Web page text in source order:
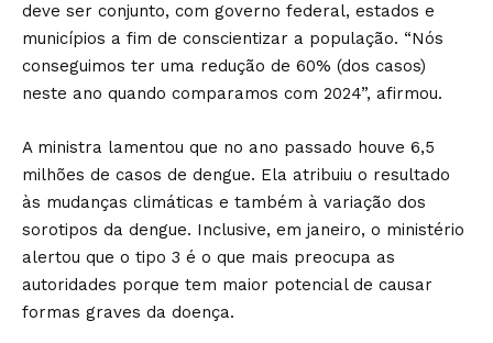
deve ser conjunto, com governo federal, estados e
municípios a fim de conscientizar a população. “Nós
conseguimos ter uma redução de 60% (dos casos)
neste ano quando comparamos com 2024”, afirmou.
A ministra lamentou que no ano passado houve 6,5
milhões de casos de dengue. Ela atribuiu o resultado
às mudanças climáticas e também à variação dos
sorotipos da dengue. Inclusive, em janeiro, o ministério
alertou que o tipo 3 é o que mais preocupa as
autoridades porque tem maior potencial de causar
formas graves da doença.